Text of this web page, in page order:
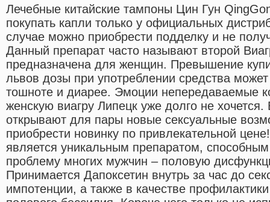
Лечебные китайские тампоны Цин Гун
покупать капли только у официальных
случае можно приобрести подделку и не
Данный препарат часто называют второй
предназначена для женщин. Превышение
львов дозы при употреблении средства
тошноте и диарее. Эмоции непередаваемые
женскую виагру Липецк уже долго не
открывают для пары новые сексуальные
приобрести новинку по привлекательной
является уникальным препаратом,
проблему многих мужчин – половую
Принимается Дапоксетин внутрь за час до
импотенции, а также в качестве